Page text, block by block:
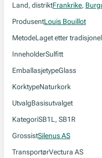
Land, distriktFrankrike,
ProdusentLouis Bouillot
MetodeLaget etter
InneholderSulfitt
EmballasjetypeGlass
KorktypeNaturkork
UtvalgBasisutvalget
KategoriSB1L, SB1R
GrossistSilenus AS
TransportørVectura AS